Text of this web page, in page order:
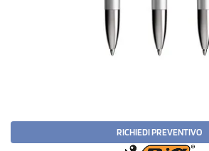
RICHIEDI PREVENTIVO